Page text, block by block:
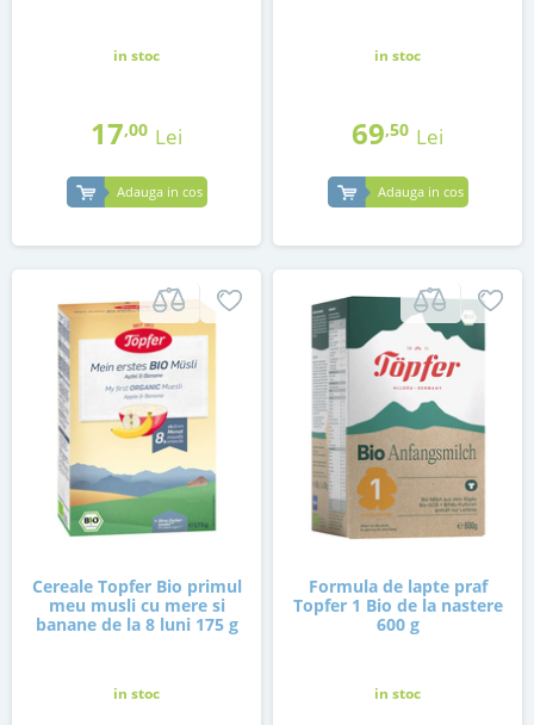
in stoc
17,00 Lei
Adauga in cos
in stoc
69,50 Lei
Adauga in cos
Cereale Topfer Bio primul
meu musli cu mere si
banane de la 8 luni 175 g
in stoc
Formula de lapte praf
Topfer 1 Bio de la nastere
600 g
in stoc